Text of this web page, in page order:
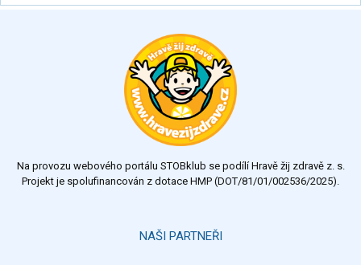
Na provozu webového portálu STOBklub se podílí Hravě žij zdravě z. s.
Projekt je spolufinancován z dotace HMP (DOT/81/01/002536/2025).
NAŠI PARTNEŘI